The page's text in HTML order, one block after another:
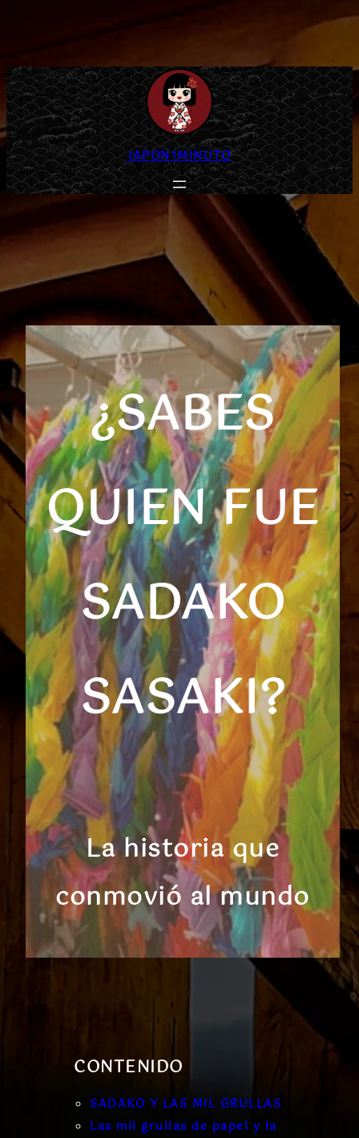
JAPON1MINUTO
¿SABES
QUIEN FUE
SADAKO
SASAKI?
La historia que
conmovió al mundo
CONTENIDO
SADAKO Y LAS MIL GRULLAS
Las mil grullas de papel y la